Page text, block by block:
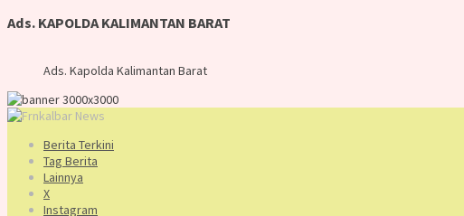
Ads. KAPOLDA KALIMANTAN BARAT
Ads. Kapolda Kalimantan Barat
Berita Terkini
Tag Berita
Lainnya
X
Instagram